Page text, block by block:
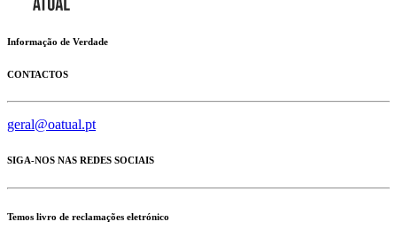
Informação de Verdade
CONTACTOS
geral@oatual.pt
SIGA-NOS NAS REDES SOCIAIS
Temos livro de reclamações eletrónico